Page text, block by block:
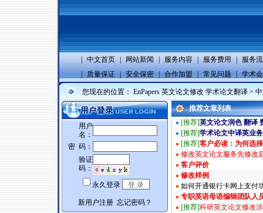
中文首页 网站新闻 服务内容 服务费用
服务
质量保证 安全保密 合作加盟 常见问题 学术
您现在的位置： EnPapers 英文论文修改 学术论文翻译 >
推荐文章列表
[推荐]英文论文润色 翻译
[推荐]学术论文中译英业务
[推荐]客户必读：为何选
修改英文论文服务先修改
客户评价
修改样例
如何开通银行卡网上支付
专职英语母语编辑团队人
[推荐]科研英文论文修改